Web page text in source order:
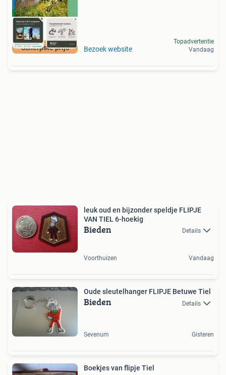
Scherpste prijs Bezoek website
Topadvertentie
Vandaag
leuk oud en bijzonder speldje FLIPJE
VAN TIEL 6-hoekig
Bieden Details
Voorthuizen Vandaag
Oude sleutelhanger FLIPJE Betuwe Tiel
Bieden Details
Sevenum Gisteren
Boekjes van flipje Tiel